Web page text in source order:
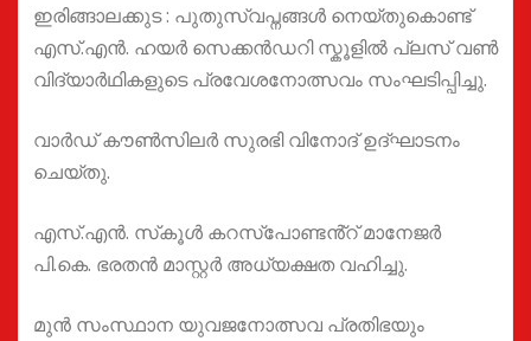
ഇരിങ്ങാലക്കുട : പുതുസ്വപ്നങ്ങൾ നെയ്തുകൊണ്ട്
എസ്.എൻ. ഹയർ സെക്കൻഡറി സ്കൂളിൽ പ്ലസ് വൺ
വിദ്യാർഥികളുടെ പ്രവേശനോത്സവം സംഘടിപ്പിച്ചു.
വാർഡ് കൗൺസിലർ സുരഭി വിനോദ് ഉദ്ഘാടനം
ചെയ്തു.
എസ്.എൻ. സ്‌കൂൾ കറസ്പോണ്ടൻ്റ് മാനേജർ
പി.കെ. ഭരതൻ മാസ്റ്റർ അധ്യക്ഷത വഹിച്ചു.
മുൻ സംസ്ഥാന യുവജനോത്സവ പ്രതിഭയും